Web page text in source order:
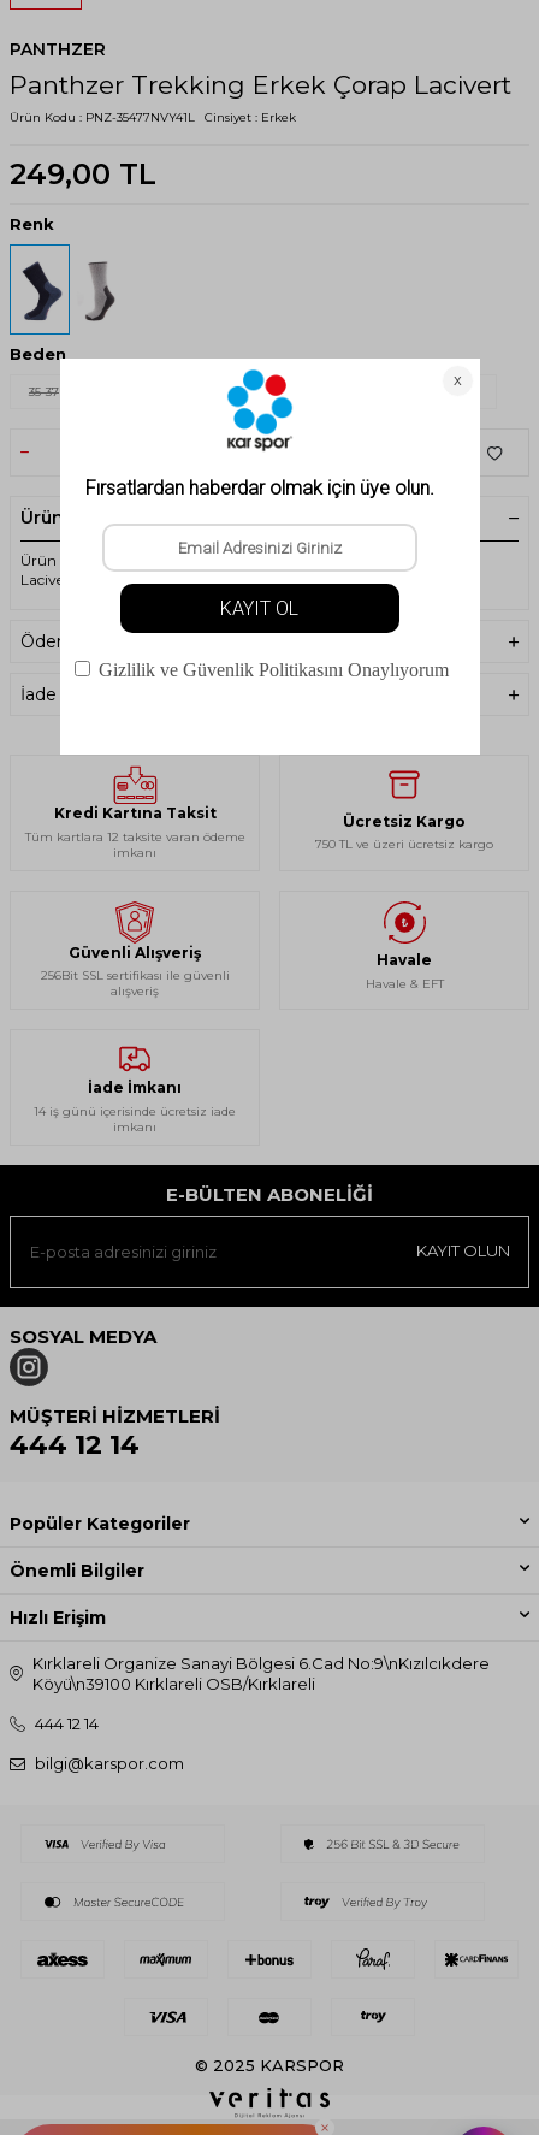
PANTHZER
Panthzer Trekking Erkek Çorap Lacivert
Ürün Kodu : PNZ-35477NVY41L Cinsiyet : Erkek
249,00 TL
Renk
Beden
35-37 39-42
SEPETE EKLE
Ürün Açıklaması
Ürün Kodu : PNZ-35477 - Panthzer - Trekking - Erkek Çorap -
Lacivert
Ödeme Seçenekleri
İade Koşulları
Kredi Kartına Taksit
Tüm kartlara 12 taksite varan ödeme
imkanı
Ücretsiz Kargo
750 TL ve üzeri ücretsiz kargo
Güvenli Alışveriş
256Bit SSL sertifikası ile güvenli
alışveriş
Havale
Havale & EFT
İade İmkanı
14 iş günü içerisinde ücretsiz iade
imkanı
E-BÜLTEN ABONELIĞI
KAYIT OLUN
SOSYAL MEDYA
MÜŞTERI HIZMETLERI
444 12 14
Popüler Kategoriler
Önemli Bilgiler
Hızlı Erişim
Kırklareli Organize Sanayi Bölgesi 6.Cad No:9\nKızılcıkdere
Köyü\n39100 Kırklareli OSB/Kırklareli
444 12 14
bilgi@karspor.com
© 2025 KARSPOR